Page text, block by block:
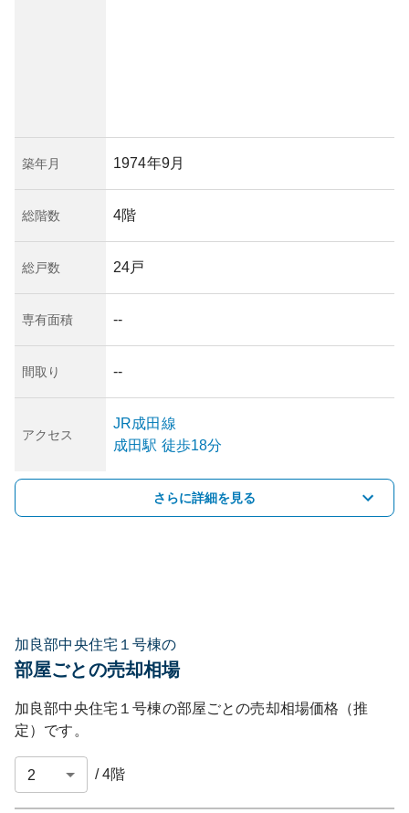
築年月 1974年9月
総階数 4階
総戸数 24戸
専有面積 --
間取り --
アクセス
JR成田線
成田駅 徒歩18分
さらに詳細を見る
加良部中央住宅１号棟の
部屋ごとの売却相場
加良部中央住宅１号棟の部屋ごとの売却相場価格（推
定）です。
/4階